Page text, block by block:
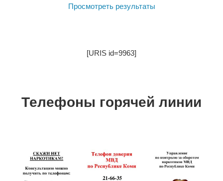
Просмотреть результаты
[URIS id=9963]
Телефоны горячей линии